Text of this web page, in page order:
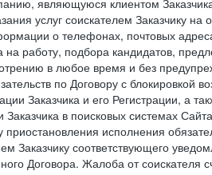
являющуюся клиентом
услуг соискателем Заказчику
о телефонах, почтовых
работу, подбора кандидатов,
в любое время и без
по Договору с блокировкой
Заказчика и его Регистрации, а
в поисковых системах
приостановления исполнения
Заказчику соответствующего
Договора. Жалоба от